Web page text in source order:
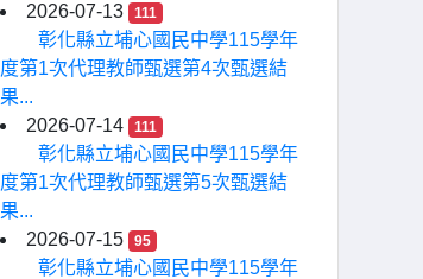
2026-07-13
111
彰化縣立埔心國民中學115學年
度第1次代理教師甄選第4次甄選結
果...
2026-07-14
111
彰化縣立埔心國民中學115學年
度第1次代理教師甄選第5次甄選結
果...
2026-07-15
95
彰化縣立埔心國民中學115學年